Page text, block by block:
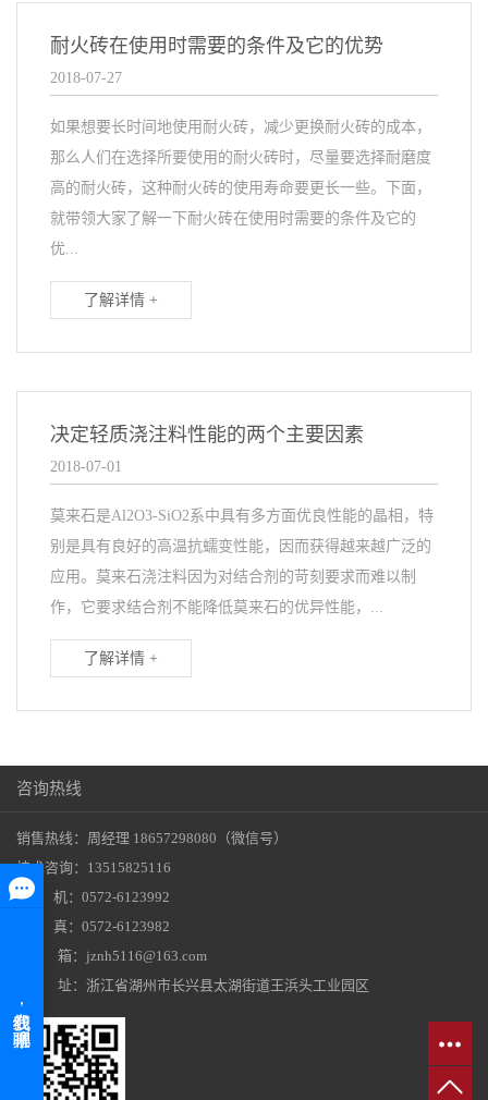
耐火砖在使用时需要的条件及它的优势
2018-07-27
如果想要长时间地使用耐火砖，减少更换耐火砖的成本，
那么人们在选择所要使用的耐火砖时，尽量要选择耐磨度
高的耐火砖，这种耐火砖的使用寿命要更长一些。下面，
就带领大家了解一下耐火砖在使用时需要的条件及它的
优...
了解详情 +
决定轻质浇注料性能的两个主要因素
2018-07-01
莫来石是Al2O3-SiO2系中具有多方面优良性能的晶相，特
别是具有良好的高温抗蠕变性能，因而获得越来越广泛的
应用。莫来石浇注料因为对结合剂的苛刻要求而难以制
作，它要求结合剂不能降低莫来石的优异性能，...
了解详情 +
咨询热线
销售热线：周经理 18657298080（微信号）
技术咨询：13515825116
座 机：0572-6123992
传 真：0572-6123982
邮 箱：jznh5116@163.com
地 址：浙江省湖州市长兴县太湖街道王浜头工业园区